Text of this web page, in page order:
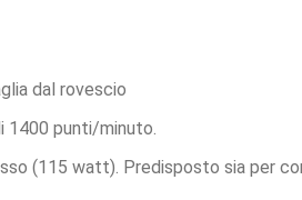
dal rovescio
1400 punti/minuto.
(115 watt). Predisposto sia per